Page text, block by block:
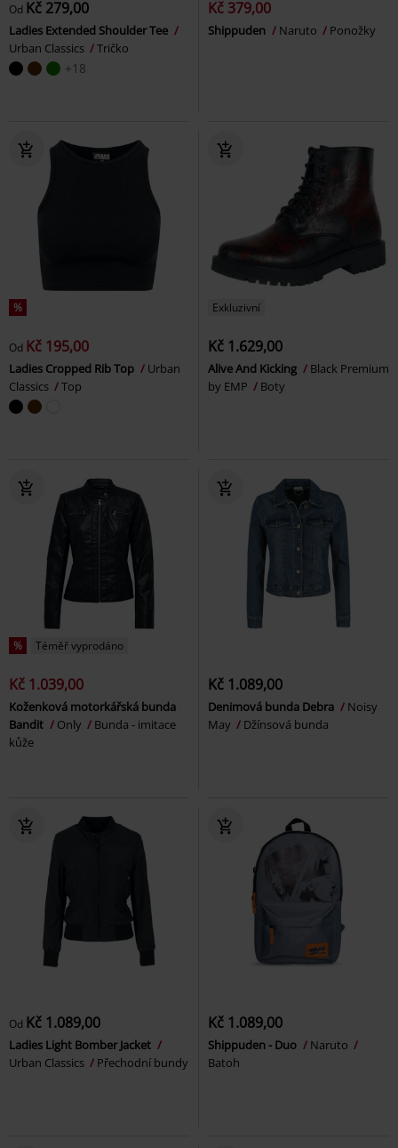
Od Kč 279,00
Ladies Extended Shoulder Tee
Urban Classics
Tričko
+18
Kč 379,00
Shippuden Naruto Ponožky
%
Od Kč 195,00
Ladies Cropped Rib Top
Urban
Classics
Top
Exkluzivní
Kč 1.629,00
Alive And Kicking
Black Premium
by EMP
Boty
% Téměř vyprodáno
Kč 1.039,00
Koženková motorkářská bunda
Bandit
Only
Bunda - imitace
kůže
Kč 1.089,00
Denimová bunda Debra
Noisy
May
Džínsová bunda
Od Kč 1.089,00
Ladies Light Bomber Jacket
Urban Classics
Přechodní bundy
Kč 1.089,00
Shippuden - Duo
Naruto
Batoh